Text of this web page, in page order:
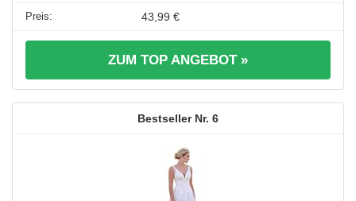
43,99 €
ZUM TOP ANGEBOT »
6